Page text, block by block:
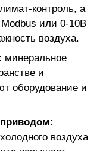
контроль, а
или 0-10В
воздуха.
минеральное
и
оборудование и
воздуха